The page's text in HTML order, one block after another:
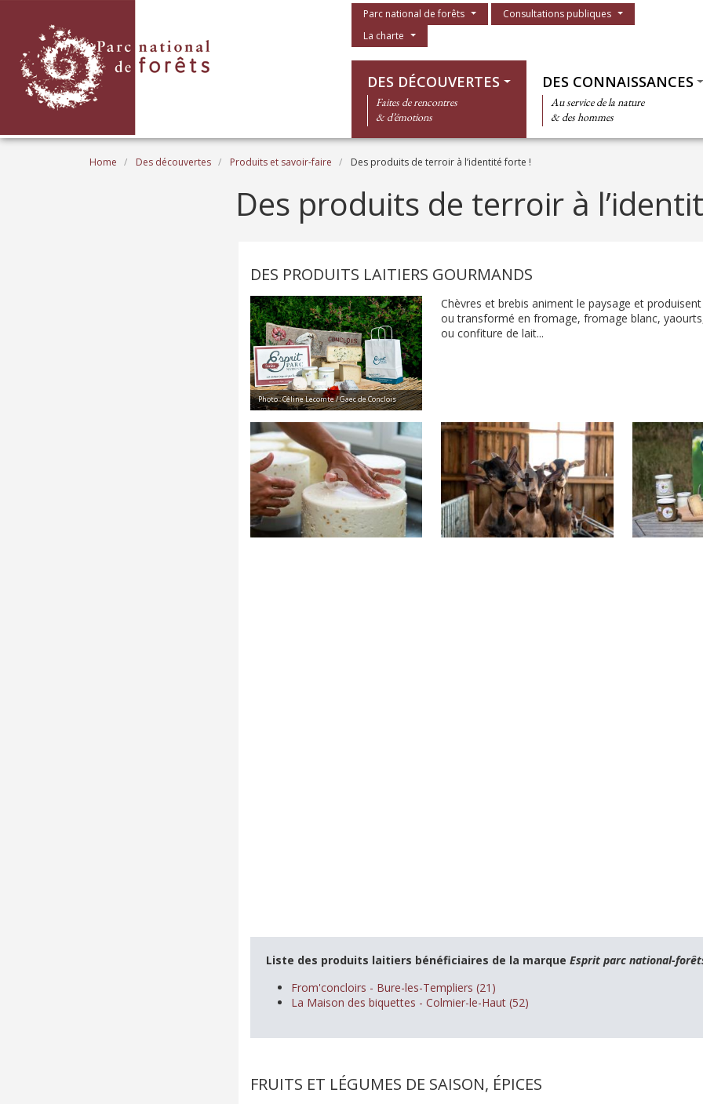
Menu du parc
Parc national de forêts
Consultations publiques
La charte
DES DÉCOUVERTES
Faites de rencontres
& d’émotions
DES CONNAISSANCES
Au service de la nature
& des hommes
Breadcrumb
Home Des découvertes Produits et savoir-faire Des produits de terroir à l’identité forte !
Des produits de terroir à
DES PRODUITS LAITIERS GOURMANDS
Photo : Céline Lecomte / Gaec de Conclois
Chèvres et brebis animent le paysage et
ou transformé en fromage, fromage blanc,
ou confiture de lait...
Liste des produits laitiers bénéficiaires de la marque Esprit parc national-
From'concloirs - Bure-les-Templiers (21)
La Maison des biquettes - Colmier-le-Haut (52)
FRUITS ET LÉGUMES DE SAISON, ÉPICES